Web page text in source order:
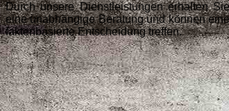
Durch unsere Dienstleistungen erhalten Sie
eine unabhängige Beratung und können eine
faktenbasierte Entscheidung treffen.